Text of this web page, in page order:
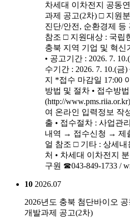
차세대 이차전지 공동
과제 공고(2차) □ 지원
진단/안전, 순환경제
참조 □ 지원대상 : 국립
충북 지역 기업 및 혁
• 공고기간 : 2026. 7.
수기간 : 2026. 7. 10.(금
지 *접수 마감일 17:00
방법 및 절차 • 접수방
(http://
여 온라인 입력정보 작
출 • 접수절차 : 사업관
내역 → 접수신청 → 제
얼 참조 □ 기타 : 상세
처 • 차세대 이차전지
구원 ☎043-849-1733 /
10 2026.07
2026년도 충북 첨단바이오
개발과제 공고(2차)